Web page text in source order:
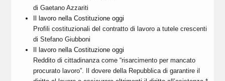
di Gaetano Azzariti
Il lavoro nella Costituzione oggi
Profili costituzionali del contratto di lavoro a tutele crescenti
di Stefano Giubboni
Il lavoro nella Costituzione oggi
Reddito di cittadinanza come “risarcimento per mancato
procurato lavoro”. Il dovere della Repubblica di garantire il